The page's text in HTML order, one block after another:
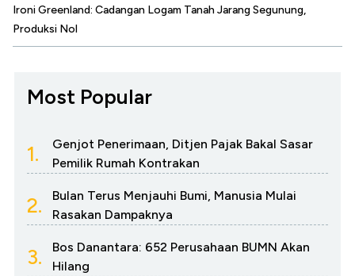
Ironi Greenland: Cadangan Logam Tanah Jarang Segunung,
Produksi Nol
Most Popular
1.
Genjot Penerimaan, Ditjen Pajak Bakal Sasar
Pemilik Rumah Kontrakan
2.
Bulan Terus Menjauhi Bumi, Manusia Mulai
Rasakan Dampaknya
3.
Bos Danantara: 652 Perusahaan BUMN Akan
Hilang